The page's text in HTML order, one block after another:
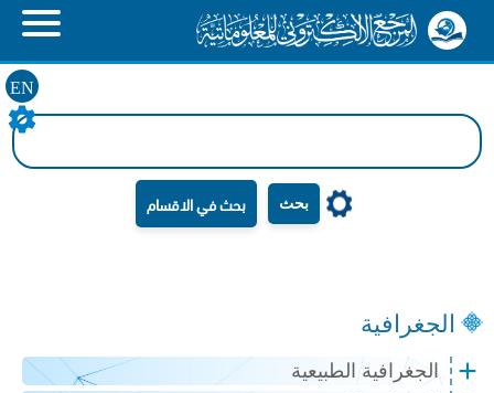
EN
بحث
الجغرافية
الجغرافية الطبيعية